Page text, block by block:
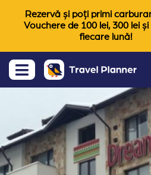
Rezervă și poți primi
Vouchere de 100 lei, 300 lei
fiecare lună!